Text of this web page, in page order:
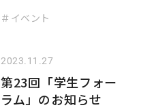
＃イベント
2023.11.27
第23回「学生フォー
ラム」のお知らせ